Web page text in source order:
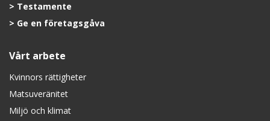
Testamente
Ge en företagsgåva
Vårt arbete
Kvinnors rättigheter
Matsuveränitet
Miljö och klimat